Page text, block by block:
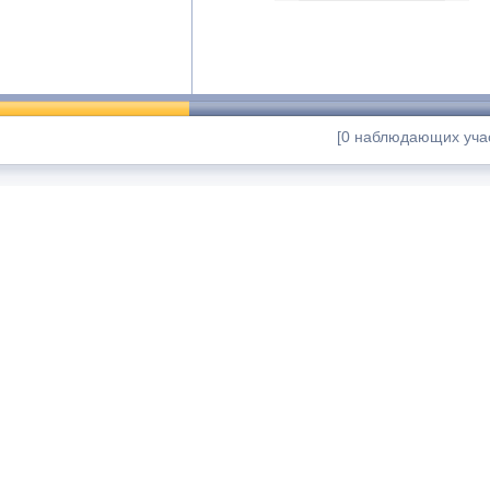
[0 наблюдающих